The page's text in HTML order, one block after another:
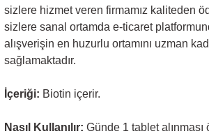
sizlere hizmet veren firmamız kaliteden
sizlere sanal ortamda e-ticaret
alışverişin en huzurlu ortamını uzman
sağlamaktadır.
İçeriği: Biotin içerir.
Nasıl Kullanılır: Günde 1 tablet alınması